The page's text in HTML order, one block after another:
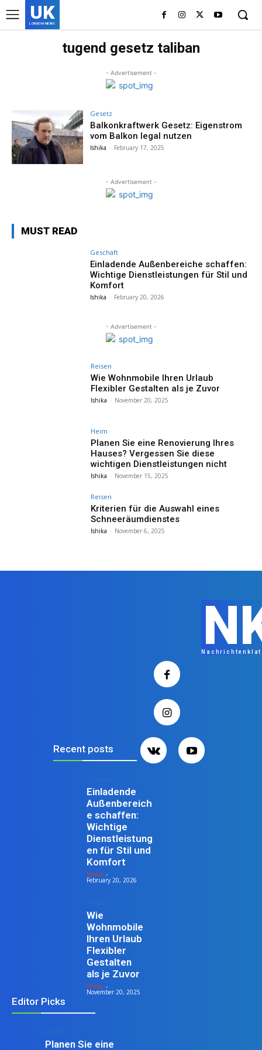
UK
LONDON NEWS
tugend gesetz taliban
- Advertisement -
Gesetz
Balkonkraftwerk Gesetz: Eigenstrom
vom Balkon legal nutzen
Ishika - February 17, 2025
- Advertisement -
MUST READ
Geschäft
Einladende Außenbereiche schaffen:
Wichtige Dienstleistungen für Stil und
Komfort
Ishika - February 20, 2026
- Advertisement -
Reisen
Wie Wohnmobile Ihren Urlaub
Flexibler Gestalten als je Zuvor
Ishika - November 20, 2025
Heim
Planen Sie eine Renovierung Ihres
Hauses? Vergessen Sie diese
wichtigen Dienstleistungen nicht
Ishika - November 15, 2025
Reisen
Kriterien für die Auswahl eines
Schneeräumdienstes
Ishika - November 6, 2025
Recent posts
Einladende
Außenbereich
e schaffen:
Wichtige
Dienstleistung
en für Stil und
Komfort
Ishika -
February 20, 2026
Wie
Wohnmobile
Ihren Urlaub
Flexibler
Gestalten
als je Zuvor
Ishika -
November 20, 2025
Editor Picks
Planen Sie eine